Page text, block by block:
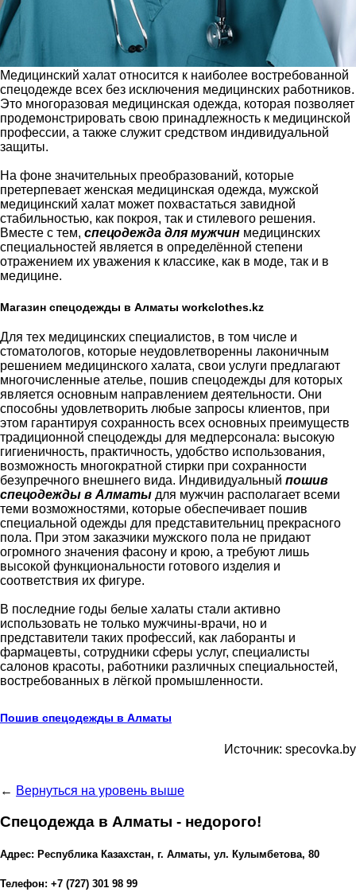
Медицинский халат относится к наиболее востребованной
спецодежде всех без исключения медицинских работников.
Это многоразовая медицинская одежда, которая позволяет
продемонстрировать свою принадлежность к медицинской
профессии, а также служит средством индивидуальной
защиты.
На фоне значительных преобразований, которые
претерпевает женская медицинская одежда, мужской
медицинский халат может похвастаться завидной
стабильностью, как покроя, так и стилевого решения.
Вместе с тем, спецодежда для мужчин медицинских
специальностей является в определённой степени
отражением их уважения к классике, как в моде, так и в
медицине.
Магазин спецодежды в Алматы workclothes.kz
Для тех медицинских специалистов, в том числе и
стоматологов, которые неудовлетворенны лаконичным
решением медицинского халата, свои услуги предлагают
многочисленные ателье, пошив спецодежды для которых
является основным направлением деятельности. Они
способны удовлетворить любые запросы клиентов, при
этом гарантируя сохранность всех основных преимуществ
традиционной спецодежды для медперсонала: высокую
гигиеничность, практичность, удобство использования,
возможность многократной стирки при сохранности
безупречного внешнего вида. Индивидуальный пошив
спецодежды в Алматы для мужчин располагает всеми
теми возможностями, которые обеспечивает пошив
специальной одежды для представительниц прекрасного
пола. При этом заказчики мужского пола не придают
огромного значения фасону и крою, а требуют лишь
высокой функциональности готового изделия и
соответствия их фигуре.
В последние годы белые халаты стали активно
использовать не только мужчины-врачи, но и
представители таких профессий, как лаборанты и
фармацевты, сотрудники сферы услуг, специалисты
салонов красоты, работники различных специальностей,
востребованных в лёгкой промышленности.
Пошив спецодежды в Алматы
Источник: specovka.by
← Вернуться на уровень выше
Спецодежда в Алматы - недорого!
Адрес: Республика Казахстан, г. Алматы, ул. Кулымбетова, 80
Телефон: +7 (727) 301 98 99